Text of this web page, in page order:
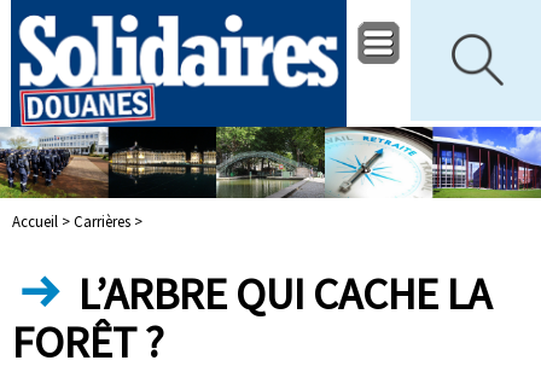
Accueil >Carrières >
L’ARBRE QUI CACHE LA
FORÊT ?